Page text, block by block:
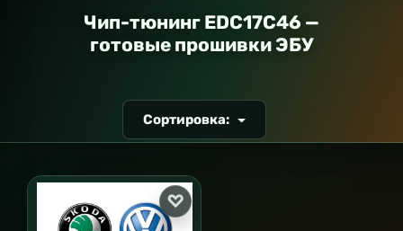
Чип-тюнинг EDC17C46 —
готовые прошивки ЭБУ
Сортировка: